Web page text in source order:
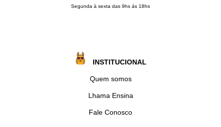
Segunda à sexta das 9hs ás 18hs
INSTITUCIONAL
Quem somos
Lhama Ensina
Fale Conosco